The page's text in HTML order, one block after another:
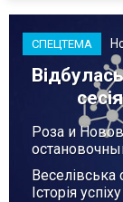
СПЕЦТЕМА
Роза и
Веселівська
Історія успіху